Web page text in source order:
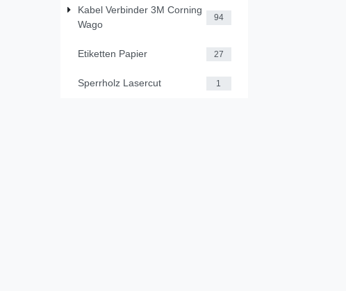
Kabel Verbinder 3M Corning
Wago
94
Etiketten Papier 27
Sperrholz Lasercut 1